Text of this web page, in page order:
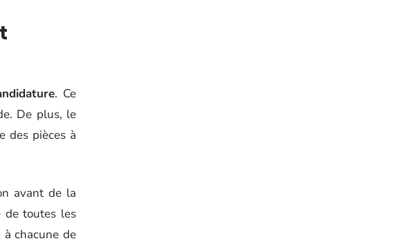
. Ce
De plus, le
des pièces à
avant de la
toutes les
chacune de